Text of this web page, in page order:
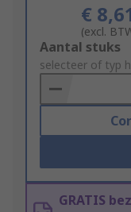
€
(excl.
Add
to
Basket
Aantal stuks
selecteer of typ
GRATIS